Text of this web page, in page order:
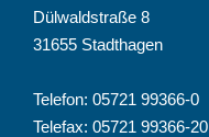
Dülwaldstraße 8
31655 Stadthagen
Telefon: 05721 99366-0
Telefax: 05721 99366-20